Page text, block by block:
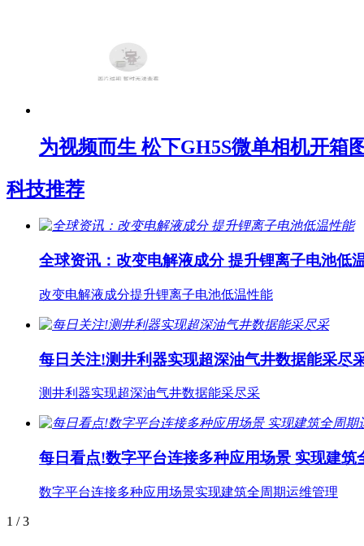
为视频而生 松下GH5S微单相机开箱
科技推荐
全球资讯：改变电解液成分 提升锂离子电池低
改变电解液成分提升锂离子电池低温性能
每日关注!测井利器实现超深油气井数据能采尽
测井利器实现超深油气井数据能采尽采
每日看点!数字平台连接多种应用场景 实现建筑
数字平台连接多种应用场景实现建筑全周期运维管理
1 / 3